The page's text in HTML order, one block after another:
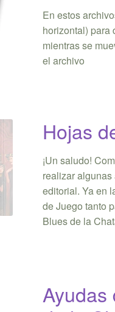
En estos
horizontal) para
mientras se
el archivo
Hojas
¡Un saludo!
realizar
editorial. Ya en
de Juego tanto
Blues de la
Ayudas